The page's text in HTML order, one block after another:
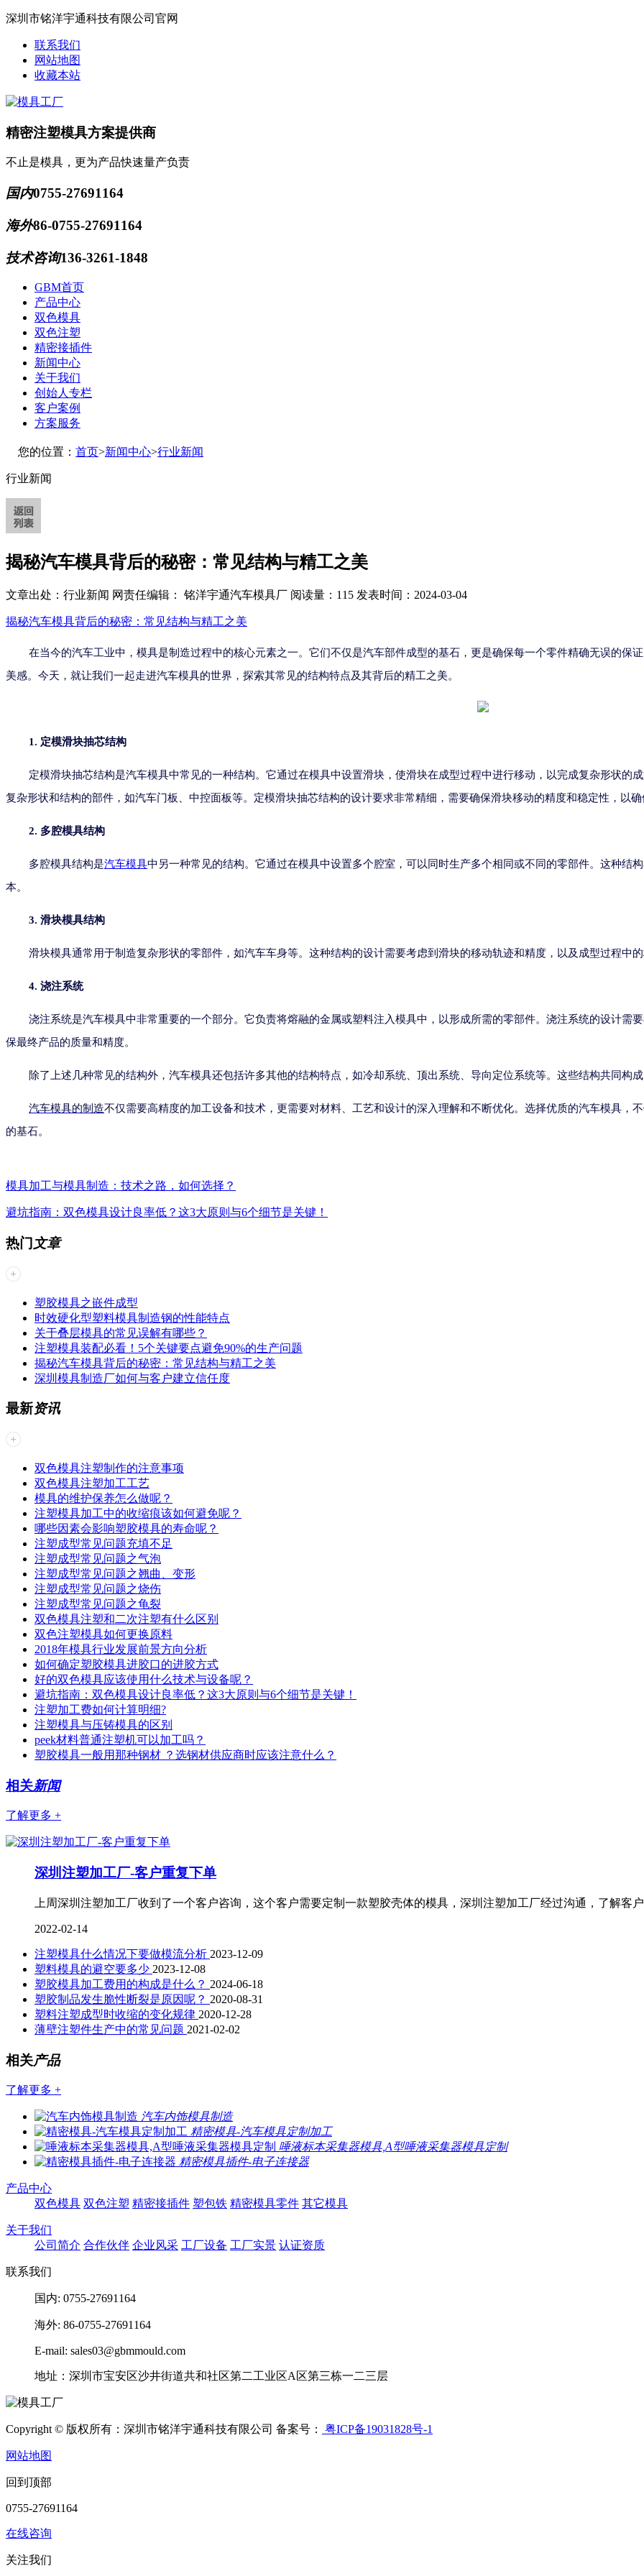
深圳市铭洋宇通科技有限公司官网
联系我们
网站地图
收藏本站
精密注塑模具方案提供商
不止是模具，更为产品快速量产负责
国内0755-27691164
海外86-0755-27691164
技术咨询136-3261-1848
GBM首页
产品中心
双色模具
双色注塑
精密接插件
新闻中心
关于我们
创始人专栏
客户案例
方案服务
您的位置： 首页>新闻中心>行业新闻
行业新闻
揭秘汽车模具背后的秘密：常见结构与精工之美
文章出处：行业新闻 网责任编辑： 铭洋宇通汽车模具厂 阅读量：115 发表时间：2024-03-04
揭秘汽车模具背后的秘密：常见结构与精工之美
在当今的汽车工业中，模具是制造过程中的核心元素之一。它们不仅是汽车部件成型的基石，更是确保每一个零件精确无误的保证
美感。今天，就让我们一起走进汽车模具的世界，探索其常见的结构特点及其背后的精工之美。
1. 定模滑块抽芯结构
定模滑块抽芯结构是汽车模具中常见的一种结构。它通过在模具中设置滑块，使滑块在成型过程中进行移动，以完成复杂形状的
复杂形状和结构的部件，如汽车门板、中控面板等。定模滑块抽芯结构的设计要求非常精细，需要确保滑块移动的精度和稳定性，以确
2. 多腔模具结构
多腔模具结构是汽车模具中另一种常见的结构。它通过在模具中设置多个腔室，可以同时生产多个相同或不同的零部件。这种结
本。
3. 滑块模具结构
滑块模具通常用于制造复杂形状的零部件，如汽车车身等。这种结构的设计需要考虑到滑块的移动轨迹和精度，以及成型过程中
4. 浇注系统
浇注系统是汽车模具中非常重要的一个部分。它负责将熔融的金属或塑料注入模具中，以形成所需的零部件。浇注系统的设计需
保最终产品的质量和精度。
除了上述几种常见的结构外，汽车模具还包括许多其他的结构特点，如冷却系统、顶出系统、导向定位系统等。这些结构共同构
汽车模具的制造不仅需要高精度的加工设备和技术，更需要对材料、工艺和设计的深入理解和不断优化。选择优质的汽车模具，
的基石。
模具加工与模具制造：技术之路，如何选择？
避坑指南：双色模具设计良率低？这3大原则与6个细节是关键！
热门文章
塑胶模具之嵌件成型
时效硬化型塑料模具制造钢的性能特点
关于叠层模具的常见误解有哪些？
注塑模具装配必看！5个关键要点避免90%的生产问题
揭秘汽车模具背后的秘密：常见结构与精工之美
深圳模具制造厂如何与客户建立信任度
最新资讯
双色模具注塑制作的注意事项
双色模具注塑加工工艺
模具的维护保养怎么做呢？
注塑模具加工中的收缩痕该如何避免呢？
哪些因素会影响塑胶模具的寿命呢？
注塑成型常见问题​充填不足
注塑成型常见问题之气泡
注塑成型常见问题之翘曲、变形
注塑成型常见问题之烧伤
注塑成型常见问题之龟裂
双色模具注塑和二次注塑有什么区别
双色注塑模具如何更换原料
2018年模具行业发展前景方向分析
如何确定塑胶模具进胶口的进胶方式
好的双色模具应该使用什么技术与设备呢？
避坑指南：双色模具设计良率低？这3大原则与6个细节是关键！
注塑加工费如何计算明细?
注塑模具与压铸模具的区别
peek材料普通注塑机可以加工吗？
塑胶模具一般用那种钢材 ？选钢材供应商时应该注意什么？
相关新闻
了解更多 +
深圳注塑加工厂-客户重复下单
上周深圳注塑加工厂收到了一个客户咨询，这个客户需要定制一款塑胶壳体的模具，深圳注塑加工厂经过沟通，了解客
2022-02-14
注塑模具什么情况下要做模流分析 2023-12-09
塑料模具的避空要多少 2023-12-08
塑胶模具加工费用的构成是什么？ 2024-06-18
塑胶制品发生脆性断裂是原因呢？ 2020-08-31
塑料注塑成型时收缩的变化规律 2020-12-28
薄壁注塑件生产中的常见问题 2021-02-02
相关产品
了解更多 +
汽车内饰模具制造
精密模具-汽车模具定制加工
唾液标本采集器模具,A型唾液采集器模具定制
精密模具插件-电子连接器
产品中心
双色模具 双色注塑 精密接插件 塑包铁 精密模具零件 其它模具
关于我们
公司简介 合作伙伴 企业风采 工厂设备 工厂实景 认证资质
联系我们
国内: 0755-27691164
海外: 86-0755-27691164
E-mail: sales03@gbmmould.com
地址：深圳市宝安区沙井街道共和社区第二工业区A区第三栋一二三层
Copyright © 版权所有：深圳市铭洋宇通科技有限公司 备案号： 粤ICP备19031828号-1
网站地图
回到顶部
0755-27691164
在线咨询
关注我们